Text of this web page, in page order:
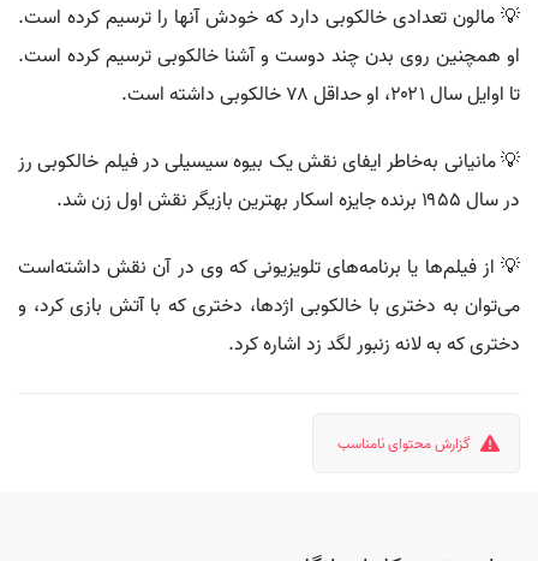
💡 مالون تعدادی خالکوبی دارد که خودش آنها را ترسیم کرده است.
او همچنین روی بدن چند دوست و آشنا خالکوبی ترسیم کرده است.
تا اوایل سال ۲۰۲۱، او حداقل ۷۸ خالکوبی داشته است.
💡 مانیانی به‌خاطر ایفای نقش یک بیوه سیسیلی در فیلم خالکوبی رز
در سال ۱۹۵۵ برنده جایزه اسکار بهترین بازیگر نقش اول زن شد.
💡 از فیلم‌ها یا برنامه‌های تلویزیونی که وی در آن نقش داشته‌است
می‌توان به دختری با خالکوبی اژدها، دختری که با آتش بازی کرد، و
دختری که به لانه زنبور لگد زد اشاره کرد.
گزارش محتوای نامناسب